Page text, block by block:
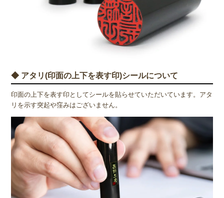
◆ アタリ(印面の上下を表す印)シールについて
印面の上下を表す印としてシールを貼らせていただいています。アタ
リを示す突起や窪みはございません。